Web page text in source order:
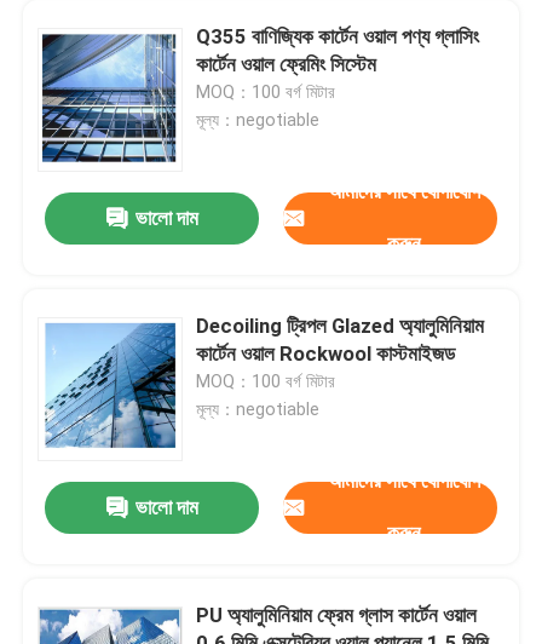
আমাদের সম্পর্কে
মান নিয়ন্ত্রণ
যোগাযোগ করুন
খবর
মামলা
স্পেস ফ্রেম ট্রাস
Q355 বাণিজ্যিক কার্টেন ওয়াল পণ্য গ্লাসিং
কার্টেন ওয়াল ফ্রেমিং সিস্টেম
MOQ：100 বর্গ মিটার
মূল্য：negotiable
ভালো দাম
আমাদের সাথে যোগাযোগ
করুন
Decoiling ট্রিপল Glazed অ্যালুমিনিয়াম
কার্টেন ওয়াল Rockwool কাস্টমাইজড
MOQ：100 বর্গ মিটার
মূল্য：negotiable
ভালো দাম
আমাদের সাথে যোগাযোগ
করুন
PU অ্যালুমিনিয়াম ফ্রেম গ্লাস কার্টেন ওয়াল